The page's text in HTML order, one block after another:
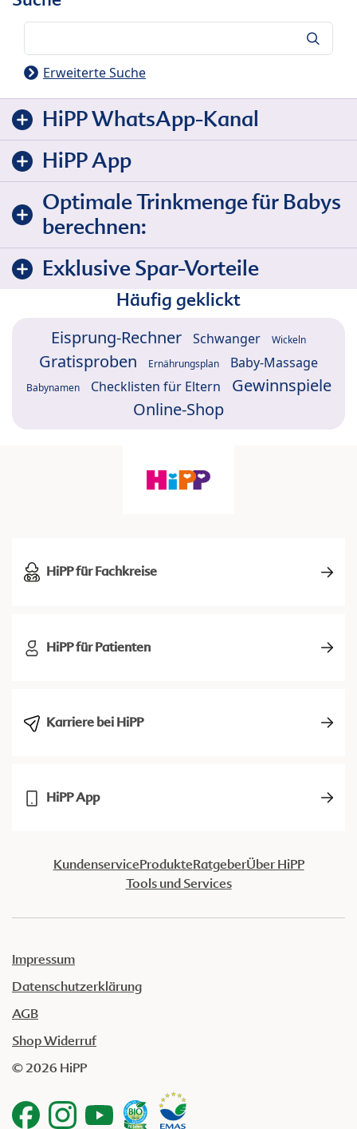
Erweiterte Suche
HiPP WhatsApp-Kanal
HiPP App
Optimale Trinkmenge für Babys
berechnen:
Exklusive Spar-Vorteile
Häufig geklickt
Eisprung-Rechner Schwanger Wickeln
Gratisproben Ernährungsplan Baby-Massage
Babynamen Checklisten für Eltern
Gewinnspiele
Online-Shop
HiPP für Fachkreise
HiPP für Patienten
Karriere bei HiPP
HiPP App
KundenserviceProdukteRatgeberÜber HiPP
Tools und Services
Impressum
Datenschutzerklärung
AGB
Shop Widerruf
© 2026 HiPP